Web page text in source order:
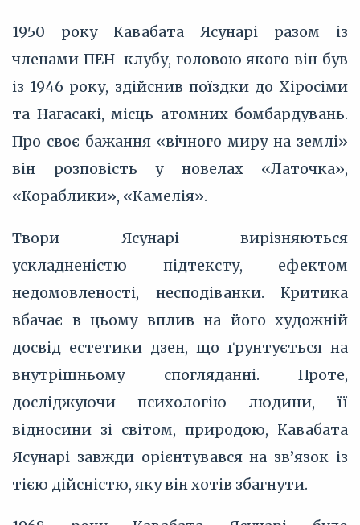
1950 року Кавабата Ясунарі разом із
членами ПЕН-клубу, головою якого він був
із 1946 року, здійснив поїздки до Хіросіми
та Нагасакі, місць атомних бомбардувань.
Про своє бажання «вічного миру на землі»
він розповість у новелах «Латочка»,
«Кораблики», «Камелія».
Твори Ясунарі вирізняються
ускладненістю підтексту, ефектом
недомовленості, несподіванки. Критика
вбачає в цьому вплив на його художній
досвід естетики дзен, що ґрунтується на
внутрішньому спогляданні. Проте,
досліджуючи психологію людини, її
відносини зі світом, природою, Кавабата
Ясунарі завжди орієнтувався на зв’язок із
тією дійсністю, яку він хотів збагнути.